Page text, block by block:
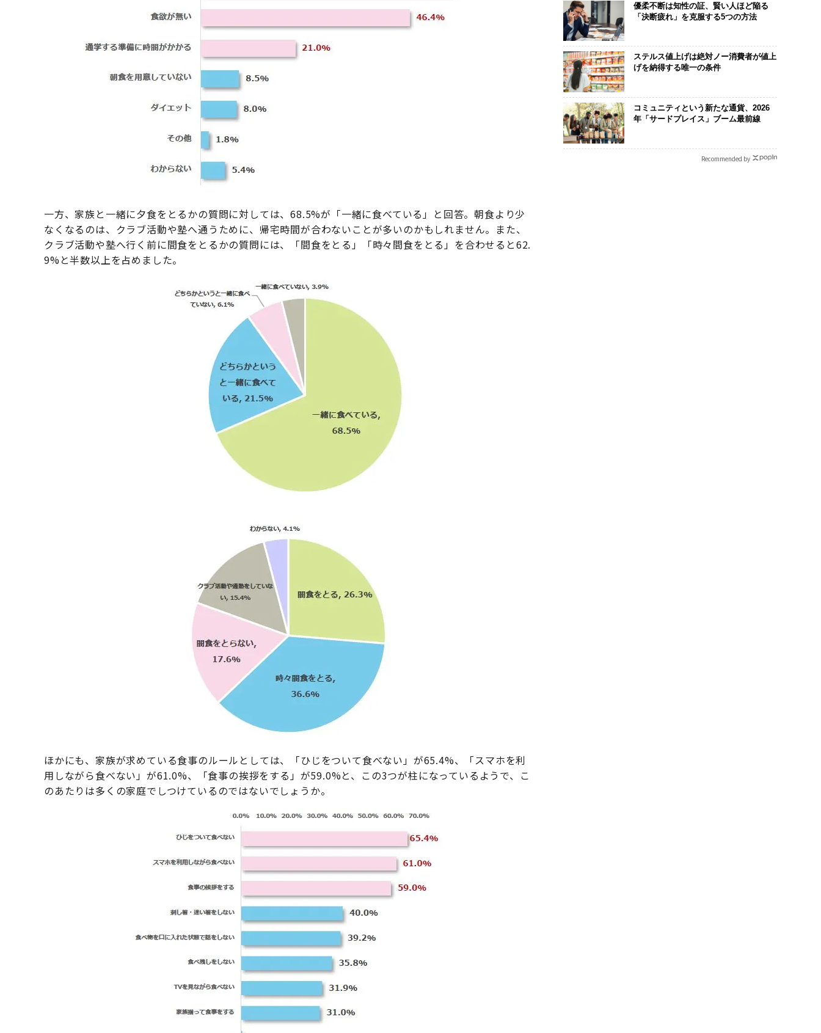
一方、家族と一緒に夕食をとるかの質問に対しては、68.5%が「一緒に食べている」と回答。朝食より少
なくなるのは、クラブ活動や塾へ通うために、帰宅時間が合わないことが多いのかもしれません。また、
クラブ活動や塾へ行く前に間食をとるかの質問には、「間食をとる」「時々間食をとる」を合わせると62.
9%と半数以上を占めました。
ほかにも、家族が求めている食事のルールとしては、「ひじをついて食べない」が65.4%、「スマホを利
用しながら食べない」が61.0%、「食事の挨拶をする」が59.0%と、この3つが柱になっているようで、こ
のあたりは多くの家庭でしつけているのではないでしょうか。
優柔不断は知性の証、賢い人ほど陥る
「決断疲れ」を克服する5つの方法
ステルス値上げは絶対ノー消費者が値上
げを納得する唯一の条件
コミュニティという新たな通貨、2026
年「サードプレイス」ブーム最前線
Recommended by